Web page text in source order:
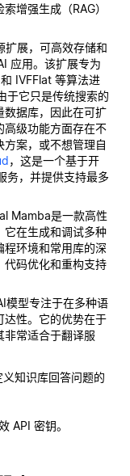
增强生成（RAG）
展，可高效存储和
应用。该扩展专为
IVFFlat 等算法进
于它只是传统搜索的
数据库，因此在可扩
高级功能方面存在不
案，或不想管理自
，这是一个基于开
务，并提供支持最多
Mamba是一款高性
它在生成和调试多种
环境和常用库的深
代码优化和重构支持
模型专注于在多种语
达性。它的优势在于
非常适合于翻译服
知识库回答问题的
API 密钥。